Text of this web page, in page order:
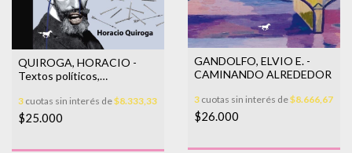
QUIROGA, HORACIO -
Textos políticos,
3 cuotas sin interés de$8.333,33
$25.000
GANDOLFO, ELVIO E. -
CAMINANDO ALREDEDOR
3 cuotas sin interés de$8.666,67
$26.000